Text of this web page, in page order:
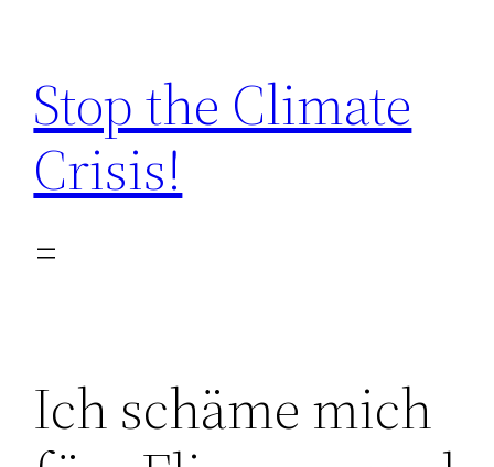
springen
Stop the Climate
Crisis!
Ich schäme mich